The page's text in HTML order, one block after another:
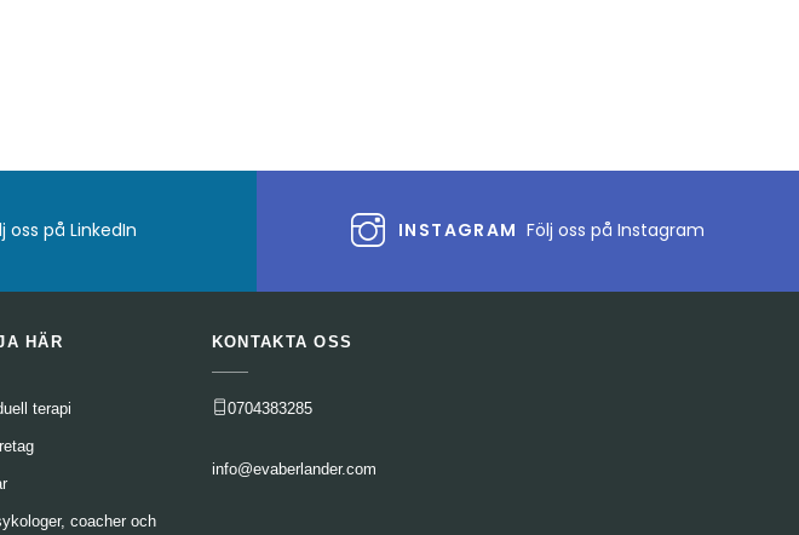
oss på LinkedIn INSTAGRAM Följ oss på Instagram
HÄR
terapi
coacher och
KONTAKTA OSS
0704383285
info@evaberlander.com